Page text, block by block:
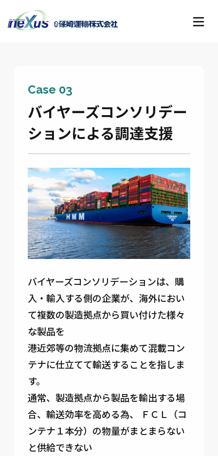
Case 03
バイヤーズコンソリデー
ションによる調達支援
バイヤーズコンソリデーションは、購
入・輸入する側の企業が、海外におい
て複数の製造拠点から買い付けた様々
な製品を
港近郊等の物流拠点に集めて混載コン
テナに仕立てて輸送することを指しま
す。
通常、製造拠点から製品を輸出する場
合、輸送効率を高める為、 ＦＣＬ（コ
ンテナ１本分）の物量がまとまらない
と供給できない